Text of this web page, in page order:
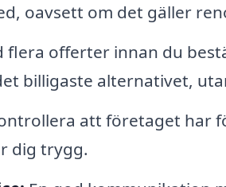
oavsett om det gäller
flera offerter innan du
billigaste alternativet,
att företaget har
dig trygg.